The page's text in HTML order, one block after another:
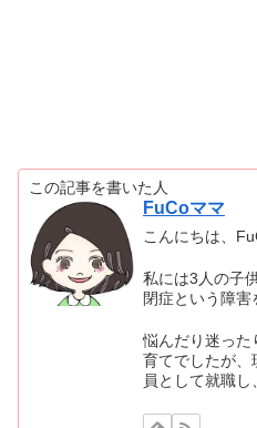
この記事を書いた人
FuCoママ
こんにちは、
私には3人の子
閉症という障害
悩んだり迷った
育てでしたが、
員として就職し